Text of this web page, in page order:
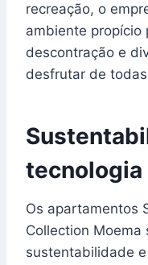
recreação, o
ambiente propício
descontração e
desfrutar de
tecnologia
Os apartamentos
Collection Moema
sustentabilidade